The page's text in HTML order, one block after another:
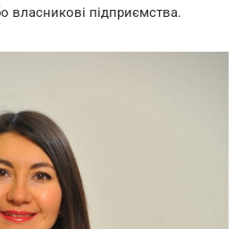
власникові підприємства.